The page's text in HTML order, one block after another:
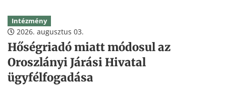
Intézmény
2026. augusztus 03.
Hőségriadó miatt módosul az
Oroszlányi Járási Hivatal
ügyfélfogadása